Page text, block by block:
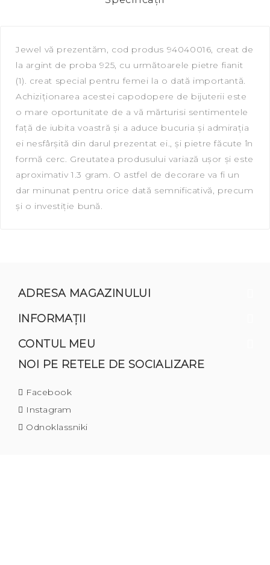
Jewel vă prezentăm, сod produs 94040016, creat de
la argint de proba 925, cu următoarele pietre fianit
(1). creat special pentru femei la o dată importantă.
Achiziționarea acestei capodopere de bijuterii este
o mare oportunitate de a vă mărturisi sentimentele
față de iubita voastră și a aduce bucuria și admirația
ei nesfârșită din darul prezentat ei., și pietre făcute în
formă cerc. Greutatea produsului variază ușor și este
aproximativ 1.3 gram. O astfel de decorare va fi un
dar minunat pentru orice dată semnificativă, precum
și o investiție bună.
ADRESA MAGAZINULUI
INFORMAŢII
CONTUL MEU
NOI PE RETELE DE SOCIALIZARE
Facebook
Instagram
Odnoklassniki